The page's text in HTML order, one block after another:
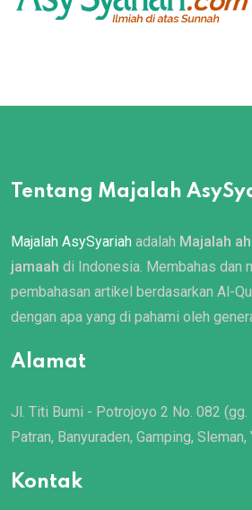
Tentang Majalah
Majalah AsySyariah adalah Majalah
jamaah di Indonesia. Membahas dan
pembahasan artikel berdasarkan Al-
dengan apa yang di pahami oleh
Alamat
Jl. Titi Bumi - Potrojoyo 2 No. 082 (gg.
Patran, Banyuraden, Gamping,
Kontak